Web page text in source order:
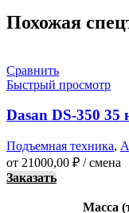
Похожая
Сравнить
Быстрый просмотр
Dasan DS-350
Подъемная техника,
от 21000,00 ₽ / смена
Заказать
Масса